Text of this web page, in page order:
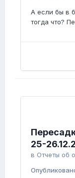
А если бы в
тогда что?
25-
в Отчеты об